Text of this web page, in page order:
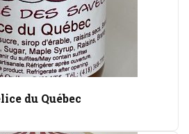
du Québec